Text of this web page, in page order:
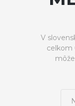
V
celkom